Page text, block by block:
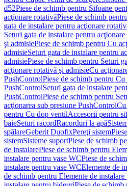
d52Piese de schimb pentru Sifoane
acţionare rotativăPiese de schimb
gata de instalare pentru acţionare
Seturi gata de instalare pentru
şi admisiePiese de schimb pentru Cu
admisieSeturi gata de instalare pentru
admisiePiese de schimb pentru Seturi
acţionare rotativă şi admisieCu
PushControlPiese de schimb pentru
PushControlSeturi gata de instalare
PushControlPiese de schimb pentru
acţionarea sub presiune PushControl
pentru Cu dop ventilAccesorii pentru
baieSeturi racordRacorduri la apă
spălareGeberit DuofixPereţi sistem
sistemSisteme suportPiese de schimb
de instalarePiese de schimb pentru
instalare pentru vase WCPiese de
instalare pentru vase WCElemente de
de schimb pentru Elemente de